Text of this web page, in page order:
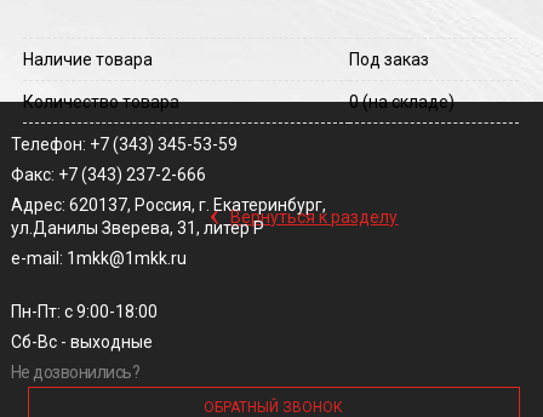
Наличие товара Под заказ
Количество товара 0(на складе)
‹ Вернуться к разделу
Телефон: +7 (343) 345-53-59
Факс: +7 (343) 237-2-666
Адрес: 620137, Россия, г. Екатеринбург,
ул.Данилы Зверева, 31, литер Р
e-mail: 1mkk@1mkk.ru
Пн-Пт: с 9:00-18:00
Сб-Вс - выходные
Не дозвонились?
ОБРАТНЫЙ ЗВОНОК